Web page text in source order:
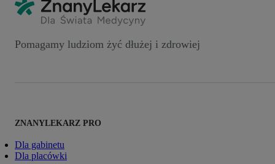
Pomagamy ludziom żyć dłużej i zdrowiej
ZNANYLEKARZ PRO
Dla gabinetu
Dla placówki